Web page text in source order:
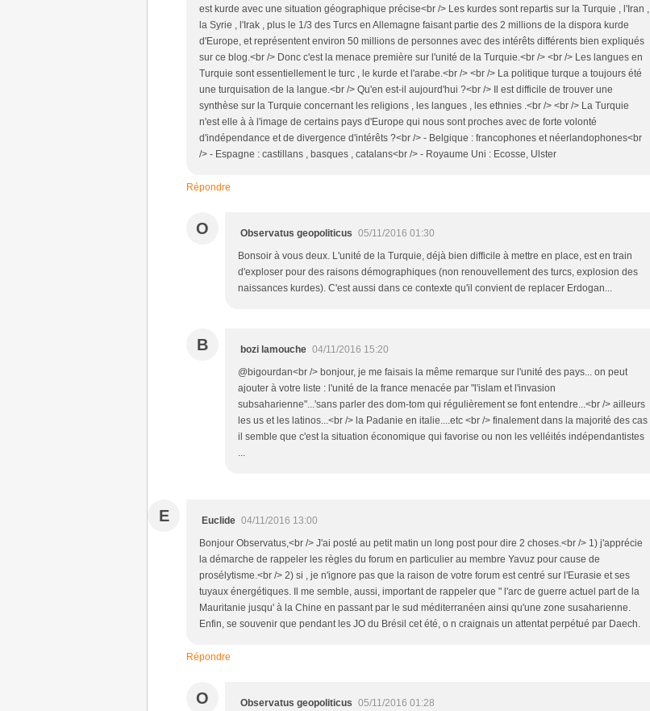
est kurde avec une situation géographique précise<br /> Les kurdes sont repartis sur la Turquie , l'Iran ,
la Syrie , l'Irak , plus le 1/3 des Turcs en Allemagne faisant partie des 2 millions de la dispora kurde
d'Europe, et représentent environ 50 millions de personnes avec des intérêts différents bien expliqués
sur ce blog.<br /> Donc c'est la menace première sur l'unité de la Turquie.<br /> <br /> Les langues en
Turquie sont essentiellement le turc , le kurde et l'arabe.<br /> <br /> La politique turque a toujours été
une turquisation de la langue.<br /> Qu'en est-il aujourd'hui ?<br /> Il est difficile de trouver une
synthèse sur la Turquie concernant les religions , les langues , les ethnies .<br /> <br /> La Turquie
n'est elle à à l'image de certains pays d'Europe qui nous sont proches avec de forte volonté
d'indépendance et de divergence d'intérêts ?<br /> - Belgique : francophones et néerlandophones<br
/> - Espagne : castillans , basques , catalans<br /> - Royaume Uni : Ecosse, Ulster
Répondre
O Observatus geopoliticus 05/11/2016 01:30
Bonsoir à vous deux. L'unité de la Turquie, déjà bien difficile à mettre en place, est en train
d'exploser pour des raisons démographiques (non renouvellement des turcs, explosion des
naissances kurdes). C'est aussi dans ce contexte qu'il convient de replacer Erdogan...
B bozi lamouche 04/11/2016 15:20
@bigourdan<br /> bonjour, je me faisais la même remarque sur l'unité des pays... on peut
ajouter à votre liste : l'unité de la france menacée par "l'islam et l'invasion
subsaharienne"...'sans parler des dom-tom qui régulièrement se font entendre...<br /> ailleurs
les us et les latinos...<br /> la Padanie en italie....etc <br /> finalement dans la majorité des cas
il semble que c'est la situation économique qui favorise ou non les velléités indépendantistes
...
E Euclide 04/11/2016 13:00
Bonjour Observatus,<br /> J'ai posté au petit matin un long post pour dire 2 choses.<br /> 1) j'apprécie
la démarche de rappeler les règles du forum en particulier au membre Yavuz pour cause de
prosélytisme.<br /> 2) si , je n'ignore pas que la raison de votre forum est centré sur l'Eurasie et ses
tuyaux énergétiques. Il me semble, aussi, important de rappeler que " l'arc de guerre actuel part de la
Mauritanie jusqu' à la Chine en passant par le sud méditerranéen ainsi qu'une zone susaharienne.
Enfin, se souvenir que pendant les JO du Brésil cet été, o n craignais un attentat perpétué par Daech.
Répondre
O Observatus geopoliticus 05/11/2016 01:28